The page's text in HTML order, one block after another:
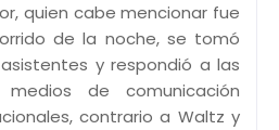
quien cabe mencionar fue
de la noche, se tomó
y respondió a las
de comunicación
contrario a Waltz y